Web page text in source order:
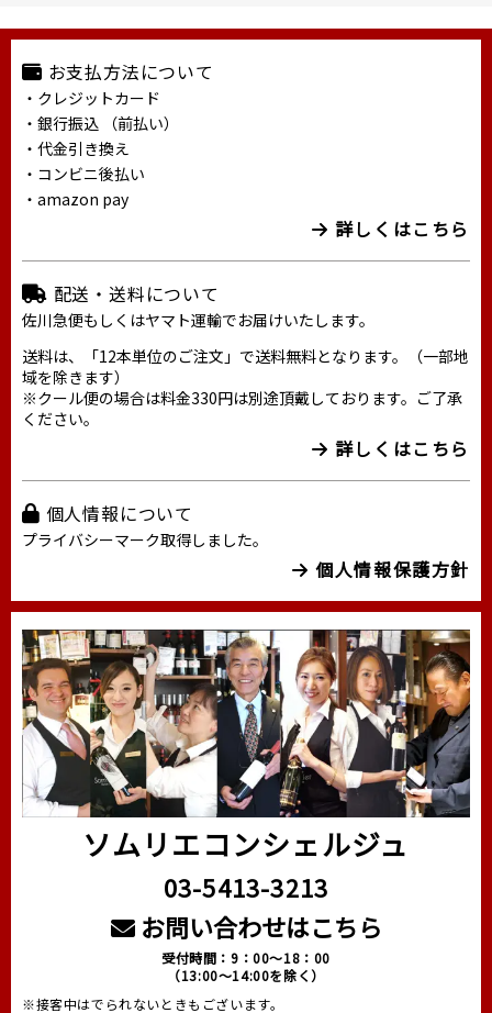
お支払方法について
・クレジットカード
・銀行振込 （前払い）
・代金引き換え
・コンビニ後払い
・amazon pay
詳しくはこちら
配送・送料について
佐川急便もしくはヤマト運輸でお届けいたします。
送料は、「12本単位のご注文」で送料無料となります。（一部地
域を除きます）
※クール便の場合は料金330円は別途頂戴しております。ご了承
ください。
詳しくはこちら
個人情報について
プライバシーマーク取得しました。
個人情報保護方針
ソムリエコンシェルジュ
03-5413-3213
お問い合わせはこちら
受付時間：9：00～18：00
（13:00～14:00を除く）
※接客中はでられないときもございます。